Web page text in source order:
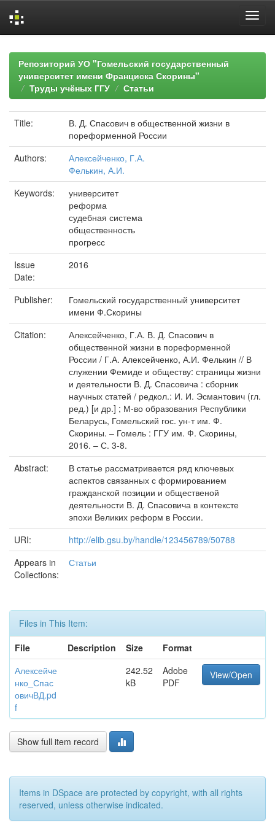
navigationРепозиторий УО "Гомельский государственный
университет имени Франциска Скорины"
Труды учёных ГГУ
Статьи
Title:
В. Д. Спасович в общественной жизни в
пореформенной России
Authors:
Алексейченко, Г.А.
Фелькин, А.И.
Keywords:
университет
реформа
судебная система
общественность
прогресс
Issue
Date:
2016
Publisher:
Гомельский государственный университет
имени Ф.Скорины
Citation:
Алексейченко, Г.А. В. Д. Спасович в
общественной жизни в пореформенной
России / Г.А. Алексейченко, А.И. Фелькин // В
служении Фемиде и обществу: страницы жизни
и деятельности В. Д. Спасовича : сборник
научных статей / редкол.: И. И. Эсмантович (гл.
ред.) [и др.] ; М-во образования Республики
Беларусь, Гомельский гос. ун-т им. Ф.
Скорины. – Гомель : ГГУ им. Ф. Скорины,
2016. – С. 3-8.
Abstract:
В статье рассматривается ряд ключевых
аспектов связанных с формированием
гражданской позиции и общественой
деятельности В. Д. Спасовича в контексте
эпохи Великих реформ в России.
URI:
http://elib.gsu.by/handle/123456789/50788
Appears in
Collections:
Статьи
Files in This Item:
File
Description Size
Format
Алексейче
нко_Спас
овичВД.pd
f
242.52
kB
Adobe
PDF
View/Open
Show full item record
Items in DSpace are protected by copyright, with all rights
reserved, unless otherwise indicated.